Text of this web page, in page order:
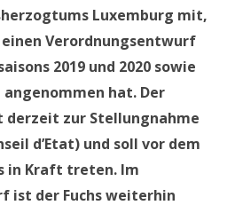
Luxemburg mit,
einen Verordnungsentwurf
2019 und 2020 sowie
hat. Der
zur Stellungnahme
d’Etat) und soll vor dem
in Kraft treten. Im
ist der Fuchs weiterhin